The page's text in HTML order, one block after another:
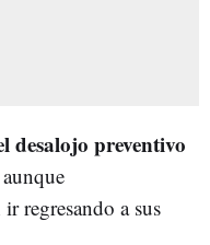
desalojo preventivo
regresando a sus